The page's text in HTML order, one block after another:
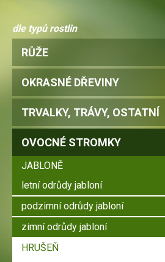
dle typů rostlin
RŮŽE
OKRASNÉ DŘEVINY
TRVALKY, TRÁVY, OSTATNÍ
OVOCNÉ STROMKY
JABLONĚ
letní odrůdy jabloní
podzimní odrůdy jabloní
zimní odrůdy jabloní
HRUŠEŇ